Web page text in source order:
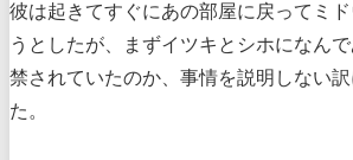
彼は起きてすぐにあの部屋に戻ってミ
うとしたが、まずイツキとシホになん
禁されていたのか、事情を説明しない
た。